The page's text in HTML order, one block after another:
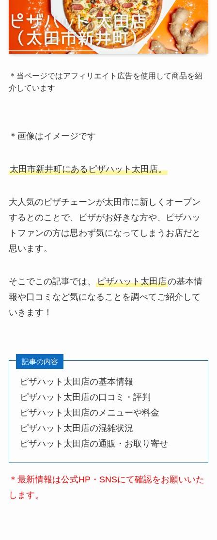
＊当ページではアフィリエイト広告を使用して商品を紹
介しています
＊画像はイメージです
太田市新井町にあるピザハット太田店。
大人気のピザチェーンが太田市に新しくオープン
するとのことで、ピザがお好きな方や、ピザハッ
トファンの方は思わず気になってしまうお店だと
思います。
そこでこの記事では、 ピザハット太田店の基本情
報や口コミなど気になることを調べてご紹介して
いきます！
記事の内容
ピザハット太田店の基本情報
ピザハット太田店の口コミ・評判
ピザハット太田店のメニューや料金
ピザハット太田店の混雑状況
ピザハット太田店の通販・お取り寄せ
＊最新情報は公式HP・SNSにて確認をお願いいた
します。